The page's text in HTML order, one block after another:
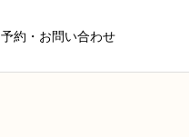
予約・お問い合わせ